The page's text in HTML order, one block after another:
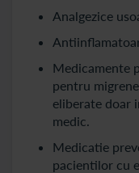
Analgezice
Medicamente
pentru
eliberate doar
medic.
Medicatie
pacientilor cu